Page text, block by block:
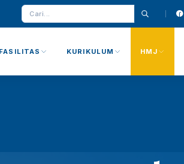
FASILITAS KURIKULUM HMJ